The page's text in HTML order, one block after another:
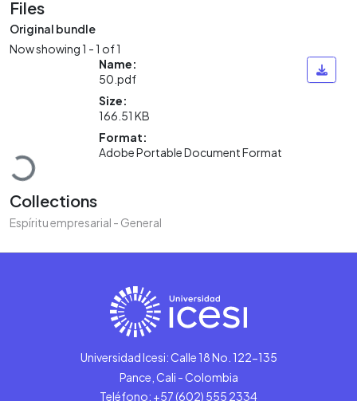
Files
Original bundle
Now showing1 - 1 of 1
Loading...
Name:
50.pdf
Size:
166.51 KB
Format:
Adobe Portable Document Format
Collections
Espíritu empresarial - General
Universidad Icesi: Calle 18 No. 122-135
Pance, Cali - Colombia
Teléfono: +57 (602) 555 2334